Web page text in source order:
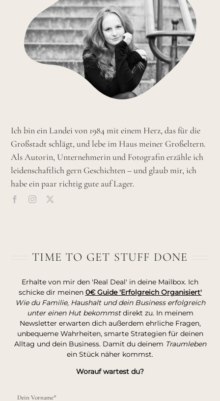
Ich bin ein Landei von 1984 mit einem Herz, das für die
Großstadt schlägt, und lebe im Haus meiner Großeltern.
Als Autorin, Unternehmerin und Fotografin erzähle ich
leidenschaftlich gern Geschichten – und glaub mir, ich
habe ein paar richtig gute auf Lager.
TIME TO GET STUFF DONE
Erhalte von mir den 'Real Deal' in deine Mailbox. Ich
schicke dir meinen 0€ Guide 'Erfolgreich Organisiert'
Wie du Familie, Haushalt und dein Business erfolgreich
unter einen Hut bekommstdirekt zu. In meinem
Newsletter erwarten dich außerdem ehrliche Fragen,
unbequeme Wahrheiten, smarte Strategien für deinen
Alltag und dein Business. Damit du deinem Traumleben
ein Stück näher kommst.
Worauf wartest du?